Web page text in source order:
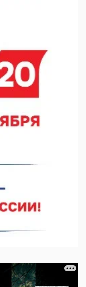
терминалы оплаты